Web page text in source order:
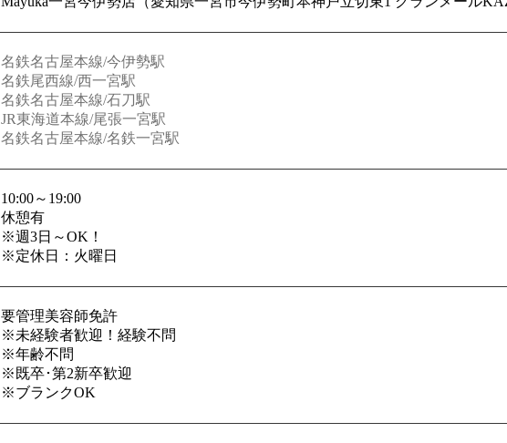
名鉄名古屋本線/今伊勢駅
名鉄尾西線/西一宮駅
名鉄名古屋本線/石刀駅
JR東海道本線/尾張一宮駅
名鉄名古屋本線/名鉄一宮駅
10:00～19:00
休憩有
※週3日～OK！
※定休日：火曜日
要管理美容師免許
※未経験者歓迎！経験不問
※年齢不問
※既卒･第2新卒歓迎
※ブランクOK